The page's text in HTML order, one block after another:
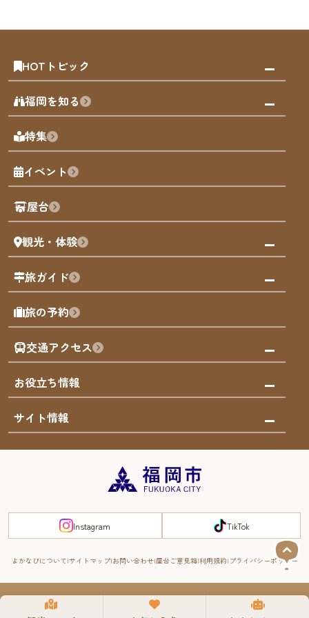
HOTトピック
みんなの旅行記
天神エリア
博多旧市街
福岡城
歴史・文化
福岡を知る
福岡の見どころ
福岡の魅力
観光カレンダー
観光PR動画
まち歩き
福岡グルメ
福岡を楽しむ
福岡のアート
福岡のナイトタイム
福岡の歴史・文化
サステナブルツーリズム
福岡検定
よかなび音声ガイド
FUKUOKA EAST&WEST COAST
周遊する
特集
イベント
屋台
観光・体験
観る・遊ぶ
屋台
買う
体験
泊まる
旅ガイド
モデルコース
AIおまかせコース
オリジナルプラン
みんなの旅行記
旅の予約
交通アクセス
市内交通ガイド
お得なチケット
お役立ち情報
お知らせ
災害情報
サイト情報
まち歩き・体験プログラム掲載申込
Instagram TikTok
よかなびについて サイトマップ お問い合わせ 屋台ご意見箱 利用規約 プライバシーポリシー
© 2008-2025 YOKANAVI All Rights Reserved.